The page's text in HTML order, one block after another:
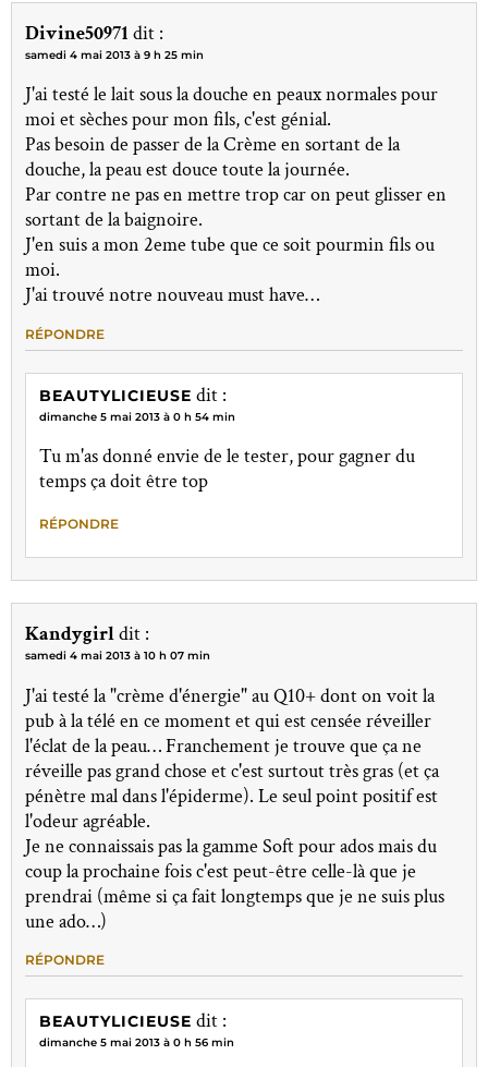
Divine50971 dit :
samedi 4 mai 2013 à 9 h 25 min
J'ai testé le lait sous la douche en peaux normales pour
moi et sèches pour mon fils, c'est génial.
Pas besoin de passer de la Crème en sortant de la
douche, la peau est douce toute la journée.
Par contre ne pas en mettre trop car on peut glisser en
sortant de la baignoire.
J'en suis a mon 2eme tube que ce soit pourmin fils ou
moi.
J'ai trouvé notre nouveau must have…
RÉPONDRE
BEAUTYLICIEUSE dit :
dimanche 5 mai 2013 à 0 h 54 min
Tu m'as donné envie de le tester, pour gagner du
temps ça doit être top
RÉPONDRE
Kandygirldit :
samedi 4 mai 2013 à 10 h 07 min
J'ai testé la "crème d'énergie" au Q10+ dont on voit la
pub à la télé en ce moment et qui est censée réveiller
l'éclat de la peau… Franchement je trouve que ça ne
réveille pas grand chose et c'est surtout très gras (et ça
pénètre mal dans l'épiderme). Le seul point positif est
l'odeur agréable.
Je ne connaissais pas la gamme Soft pour ados mais du
coup la prochaine fois c'est peut-être celle-là que je
prendrai (même si ça fait longtemps que je ne suis plus
une ado…)
RÉPONDRE
BEAUTYLICIEUSE dit :
dimanche 5 mai 2013 à 0 h 56 min